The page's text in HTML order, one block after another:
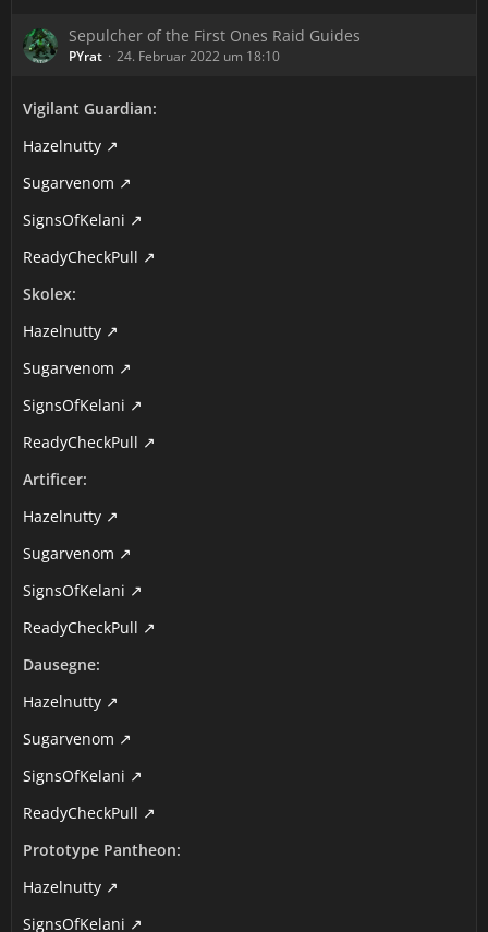
Sepulcher of the First Ones Raid Guides
PYrat 24. Februar 2022 um 18:10
Vigilant Guardian:
Hazelnutty
Sugarvenom
SignsOfKelani
ReadyCheckPull
Skolex:
Hazelnutty
Sugarvenom
SignsOfKelani
ReadyCheckPull
Artificer:
Hazelnutty
Sugarvenom
SignsOfKelani
ReadyCheckPull
Dausegne:
Hazelnutty
Sugarvenom
SignsOfKelani
ReadyCheckPull
Prototype Pantheon:
Hazelnutty
SignsOfKelani